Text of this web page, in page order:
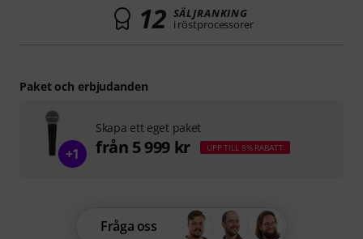
12 SÄLJRANKING
i röstprocessorer
Fråga oss
Paket och erbjudanden
+1
Skapa ett eget paket
från 5 999 kr UPP TILL 8% RABATT